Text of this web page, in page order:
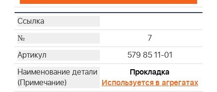
7
579 85 11-01
Прокладка
Используется в агрегатах